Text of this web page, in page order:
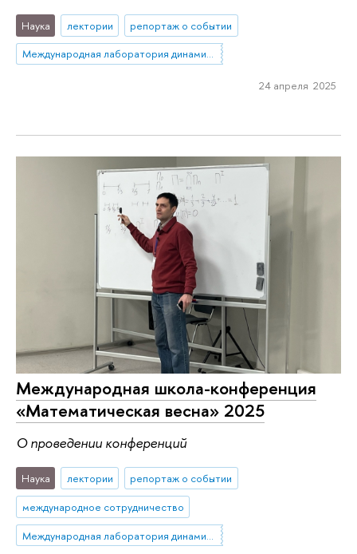
Наука лектории
репортаж о событии
Международная лаборатория динамических систем и приложений
24 апреля 2025
Международная школа-конференция
«Математическая весна» 2025
О проведении конференций
Наука лектории
репортаж о событии
международное сотрудничество